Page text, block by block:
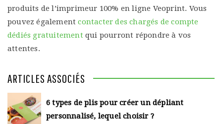
produits de l’imprimeur 100% en ligne Veoprint. Vous
pouvez égalementcontacter des chargés de compte
dédiés gratuitement qui pourront répondre à vos
attentes.
ARTICLES ASSOCIÉS
6 types de plis pour créer un dépliant
personnalisé, lequel choisir ?